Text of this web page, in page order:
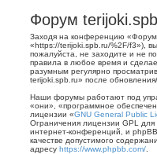
Форум
Заходя на конференцию
«https://terijoki.spb.ru/%2F/f3»),
пожалуйста, не заходите и не
правила в любое время и
разумным регулярно
terijoki.spb.ru» после
Наши форумы работают под
«они», «программное
лицензии «GNU General Public
Ограничения лицензии GPL для
интернет-конференций, и
качестве допустимого
адресу https://www.phpbb.com/